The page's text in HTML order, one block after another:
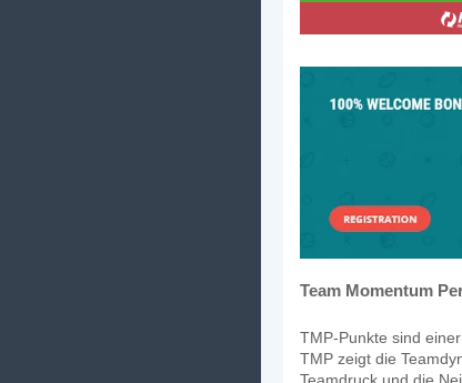
Team Momentum
TMP-Punkte sind
TMP zeigt die